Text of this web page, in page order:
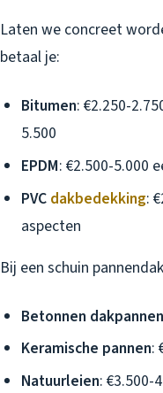
Laten we concreet
betaal je:
Bitumen: €2.250-
5.500
EPDM: €2.500-5.000
PVC dakbedekking:
aspecten
Bij een schuin
Betonnen dakpannen
Keramische pannen:
Natuurleien: €3.500-